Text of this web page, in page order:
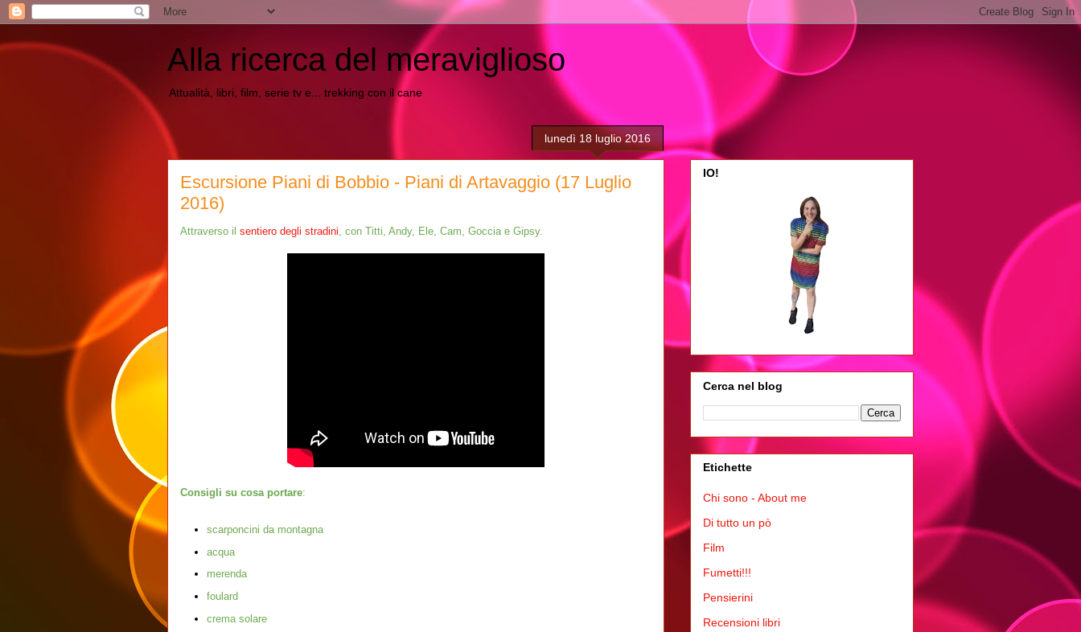
Alla ricerca del meraviglioso
Attualità, libri, film, serie tv e... trekking con il cane
lunedì 18 luglio 2016
Escursione Piani di Bobbio - Piani di Artavaggio (17 Luglio
2016)
Attraverso il sentiero degli stradini, con Titti, Andy, Ele, Cam, Goccia e Gipsy.
Consigli su cosa portare:
scarponcini da montagna
acqua
merenda
foulard
crema solare
IO!
Cerca nel blog
Etichette
Chi sono - About me
Di tutto un pò
Film
Fumetti!!!
Pensierini
Recensioni libri